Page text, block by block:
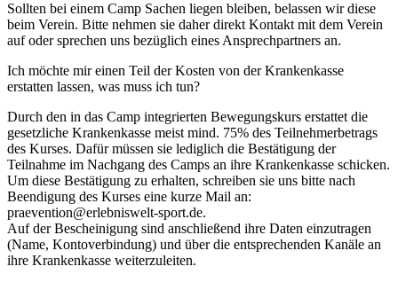
Sollten bei einem Camp Sachen liegen bleiben, belassen wir diese
beim Verein. Bitte nehmen sie daher direkt Kontakt mit dem Verein
auf oder sprechen uns bezüglich eines Ansprechpartners an.
Ich möchte mir einen Teil der Kosten von der Krankenkasse
erstatten lassen, was muss ich tun?
Durch den in das Camp integrierten Bewegungskurs erstattet die
gesetzliche Krankenkasse meist mind. 75% des Teilnehmerbetrags
des Kurses. Dafür müssen sie lediglich die Bestätigung der
Teilnahme im Nachgang des Camps an ihre Krankenkasse schicken.
Um diese Bestätigung zu erhalten, schreiben sie uns bitte nach
Beendigung des Kurses eine kurze Mail an:
praevention@erlebniswelt-sport.de.
Auf der Bescheinigung sind anschließend ihre Daten einzutragen
(Name, Kontoverbindung) und über die entsprechenden Kanäle an
ihre Krankenkasse weiterzuleiten.